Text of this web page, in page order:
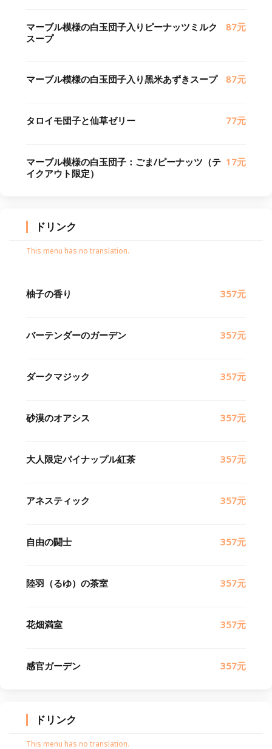
マーブル模様の白玉団子入りピーナッツミルク
スープ
87元
マーブル模様の白玉団子入り黑米あずきスープ 87元
タロイモ団子と仙草ゼリー 77元
マーブル模様の白玉団子：ごま/ピーナッツ（テ
イクアウト限定）
17元
ドリンク
This menu has no translation.
柚子の香り 357元
バーテンダーのガーデン 357元
ダークマジック 357元
砂漠のオアシス 357元
大人限定パイナップル紅茶 357元
アネスティック 357元
自由の闘士 357元
陸羽（るゆ）の茶室 357元
花畑満室 357元
感官ガーデン 357元
ドリンク
This menu has no translation.